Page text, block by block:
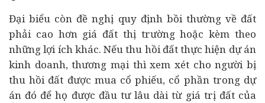
Đại biểu còn đề nghị quy định bồi thường về đất
phải cao hơn giá đất thị trường hoặc kèm theo
những lợi ích khác. Nếu thu hồi đất thực hiện dự án
kinh doanh, thương mại thì xem xét cho người bị
thu hồi đất được mua cổ phiếu, cổ phần trong dự
án đó để họ được đầu tư lâu dài từ giá trị đất của